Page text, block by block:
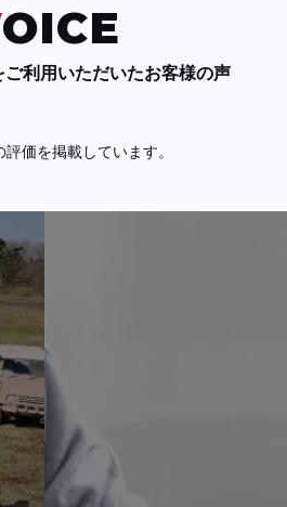
VOICE
利用いただいたお客様の声
価を掲載しています。